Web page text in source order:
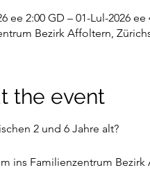
ee 2:00 GD – 01-Lul-2026 ee
Bezirk Affoltern,
the event
2 und 6 Jahre alt?
ins Familienzentrum